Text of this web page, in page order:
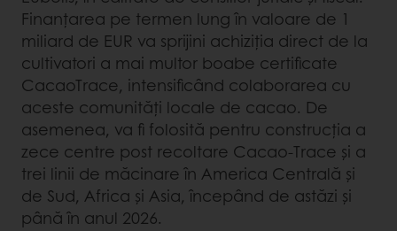
Finanțarea pe termen lung în valoare de 1
miliard de EUR va sprijini achiziția direct de la
cultivatori a mai multor boabe certificate
CacaoTrace, intensificând colaborarea cu
aceste comunități locale de cacao. De
asemenea, va fi folosită pentru construcția a
zece centre post recoltare Cacao-Trace și a
trei linii de măcinare în America Centrală și
de Sud, Africa și Asia, începând de astăzi și
până în anul 2026.